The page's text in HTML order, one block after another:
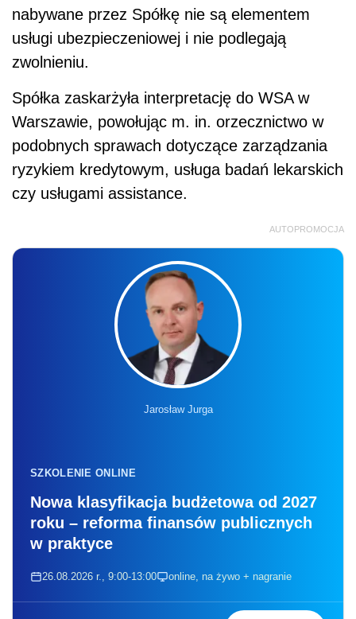
nabywane przez Spółkę nie są elementem
usługi ubezpieczeniowej i nie podlegają
zwolnieniu.
Spółka zaskarżyła interpretację do WSA w
Warszawie, powołując m. in. orzecznictwo w
podobnych sprawach dotyczące zarządzania
ryzykiem kredytowym, usługa badań lekarskich
czy usługami assistance.
AUTOPROMOCJA
Jarosław Jurga
SZKOLENIE ONLINE
Nowa klasyfikacja budżetowa od 2027
roku – reforma finansów publicznych
w praktyce
26.08.2026 r., 9:00-13:00 online, na żywo + nagranie